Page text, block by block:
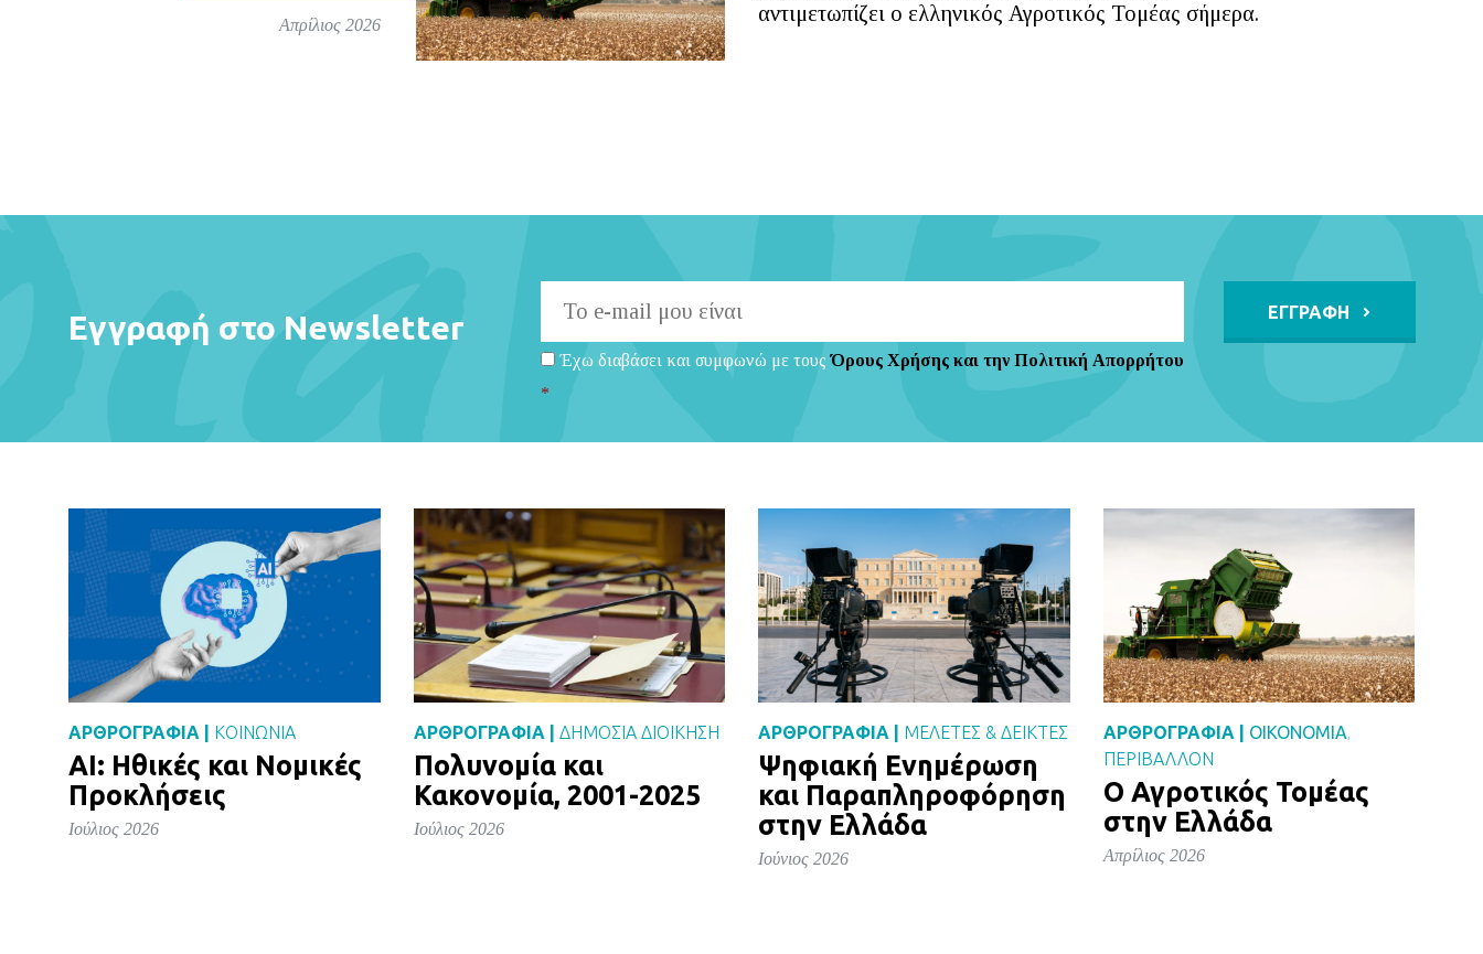
Απρίλιος 2026
αντιμετωπίζει ο ελληνικός Αγροτικός Τομέας σήμερα.
Εγγραφή στο Newsletter
Έχω διαβάσει και συμφωνώ με τουςΌρους Χρήσης και την Πολιτική Απορρήτου
*
ΑΡΘΡΟΓΡΑΦΙΑ | ΚΟΙΝΩΝΙΑ
AI: Ηθικές και Νομικές
Προκλήσεις
Ιούλιος 2026
ΑΡΘΡΟΓΡΑΦΙΑ | ΔΗΜΌΣΙΑ ΔΙΟΊΚΗΣΗ
Πολυνομία και
Κακονομία, 2001-2025
Ιούλιος 2026
ΑΡΘΡΟΓΡΑΦΙΑ | ΜΕΛΈΤΕΣ & ΔΕΙΚΤΕΣ
Ψηφιακή Ενημέρωση
και Παραπληροφόρηση
στην Ελλάδα
Ιούνιος 2026
ΑΡΘΡΟΓΡΑΦΙΑ | ΟΙΚΟΝΟΜΙΑ,
ΠΕΡΙΒΑΛΛΟΝ
Ο Αγροτικός Τομέας
στην Ελλάδα
Απρίλιος 2026